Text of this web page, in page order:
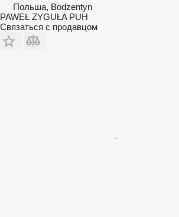
Польша, Bodzentyn
PAWEŁ ZYGUŁA PUH
Связаться с продавцом